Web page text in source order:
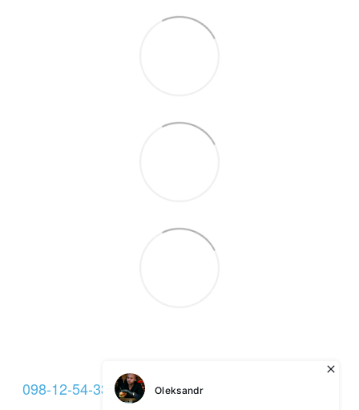
098-12-54-333 093-12-54-333